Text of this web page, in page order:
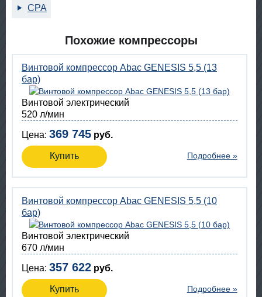
CPA
Похожие компрессоры
Винтовой компрессор Abac GENESIS 5,5 (13
бар)
Винтовой электрический
520 л/мин
Цена: 369 745 руб.
Купить Подробнее »
Винтовой компрессор Abac GENESIS 5,5 (10
бар)
Винтовой электрический
670 л/мин
Цена: 357 622 руб.
Купить Подробнее »